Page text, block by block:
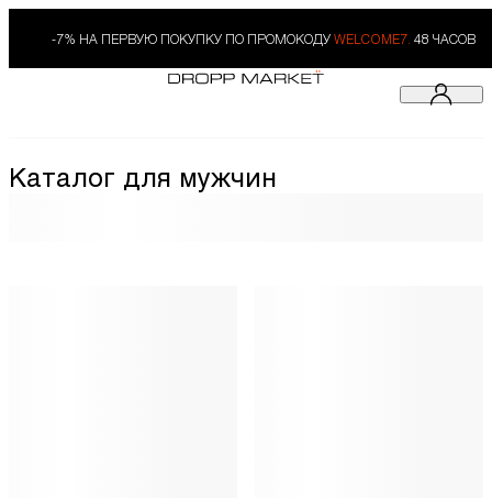
-7% НА ПЕРВУЮ ПОКУПКУ ПО ПРОМОКОДУ WELCOME7. 48 ЧАСОВ
Каталог для мужчин